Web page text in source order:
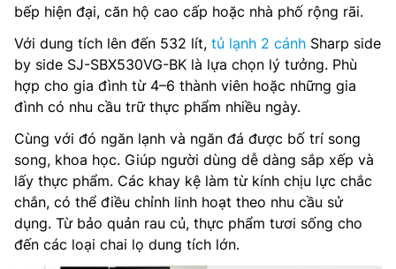
bếp hiện đại, căn hộ cao cấp hoặc nhà phố rộng rãi.
Với dung tích lên đến 532 lít, tủ lạnh 2 cánh Sharp side
by side SJ-SBX530VG-BK là lựa chọn lý tưởng. Phù
hợp cho gia đình từ 4–6 thành viên hoặc những gia
đình có nhu cầu trữ thực phẩm nhiều ngày.
Cùng với đó ngăn lạnh và ngăn đá được bố trí song
song, khoa học. Giúp người dùng dễ dàng sắp xếp và
lấy thực phẩm. Các khay kệ làm từ kính chịu lực chắc
chắn, có thể điều chỉnh linh hoạt theo nhu cầu sử
dụng. Từ bảo quản rau củ, thực phẩm tươi sống cho
đến các loại chai lọ dung tích lớn.